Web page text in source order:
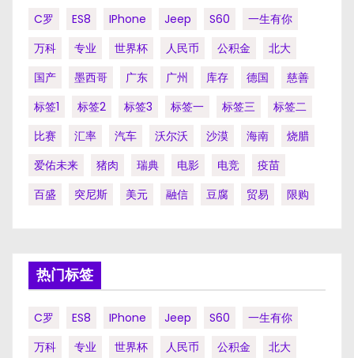
C罗 ES8 IPhone Jeep S60
一生有你
万科
专业 世界杯 人民币 公积金
北大
国产
墨西哥 广东 广州 库存 德国
慈善
标签1
标签2 标签3 标签一 标签三
标签二
比赛
汇率 汽车 沃尔沃 沙漠 海南
烧腊
爱佑未来
猪肉 瑞典 电影 电竞
疫苗
百盛
突尼斯 美元 融信 豆腐 贸易 限购
热门标签
C罗 ES8 IPhone Jeep S60
一生有你
万科
专业 世界杯 人民币 公积金
北大